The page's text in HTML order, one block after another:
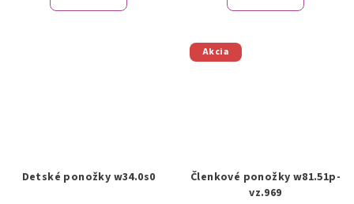
Detské ponožky w34.0s0
Akcia
Členkové ponožky w81.51p-
vz.969